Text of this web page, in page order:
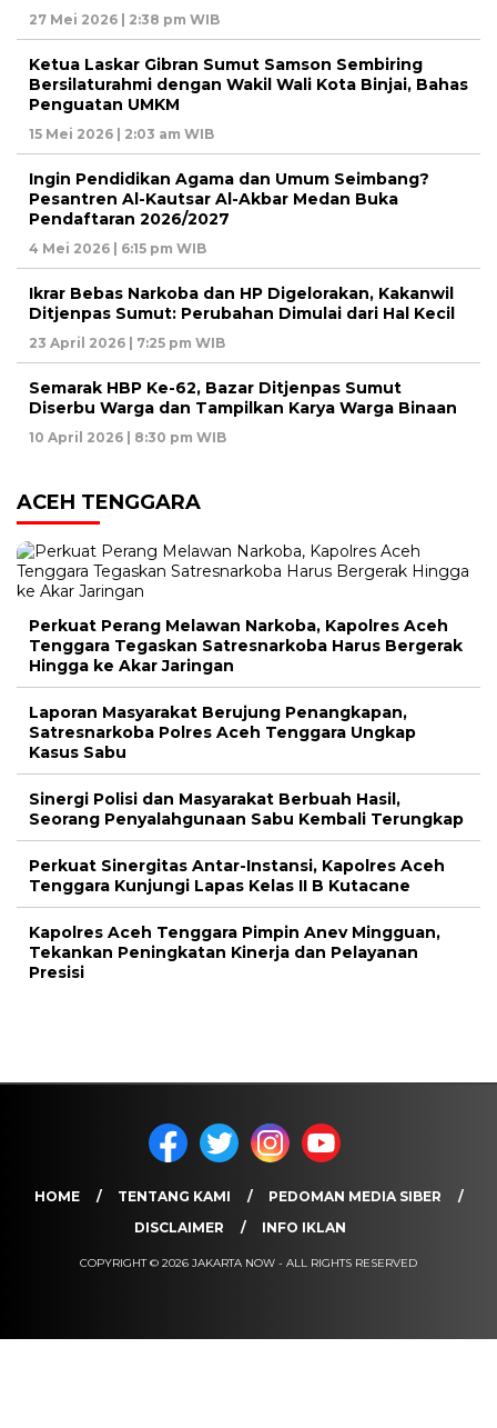
27 Mei 2026 | 2:38 pm WIB
Ketua Laskar Gibran Sumut Samson Sembiring
Bersilaturahmi dengan Wakil Wali Kota Binjai, Bahas
Penguatan UMKM
15 Mei 2026 | 2:03 am WIB
Ingin Pendidikan Agama dan Umum Seimbang?
Pesantren Al-Kautsar Al-Akbar Medan Buka
Pendaftaran 2026/2027
4 Mei 2026 | 6:15 pm WIB
Ikrar Bebas Narkoba dan HP Digelorakan, Kakanwil
Ditjenpas Sumut: Perubahan Dimulai dari Hal Kecil
23 April 2026 | 7:25 pm WIB
Semarak HBP Ke-62, Bazar Ditjenpas Sumut
Diserbu Warga dan Tampilkan Karya Warga Binaan
10 April 2026 | 8:30 pm WIB
ACEH TENGGARA
Perkuat Perang Melawan Narkoba, Kapolres Aceh
Tenggara Tegaskan Satresnarkoba Harus Bergerak
Hingga ke Akar Jaringan
Laporan Masyarakat Berujung Penangkapan,
Satresnarkoba Polres Aceh Tenggara Ungkap
Kasus Sabu
Sinergi Polisi dan Masyarakat Berbuah Hasil,
Seorang Penyalahgunaan Sabu Kembali Terungkap
Perkuat Sinergitas Antar-Instansi, Kapolres Aceh
Tenggara Kunjungi Lapas Kelas II B Kutacane
Kapolres Aceh Tenggara Pimpin Anev Mingguan,
Tekankan Peningkatan Kinerja dan Pelayanan
Presisi
HOME TENTANG KAMI
PEDOMAN MEDIA SIBER
DISCLAIMER
INFO IKLAN
COPYRIGHT © 2026 JAKARTA NOW - ALL RIGHTS RESERVED